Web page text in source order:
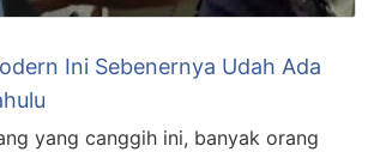
Ini Sebenernya Udah Ada
yang canggih ini, banyak orang